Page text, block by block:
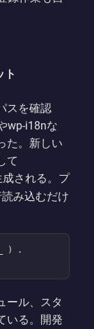
ト
スを確認
wp-i18nな
た。新しい
て
される。プ
み込むだけ
) .
ール、スタ
いる。開発